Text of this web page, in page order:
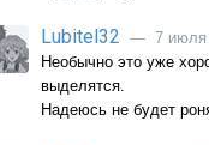
Lubitel32 — 7 июля
Необычно это уже
выделятся.
Надеюсь не будет